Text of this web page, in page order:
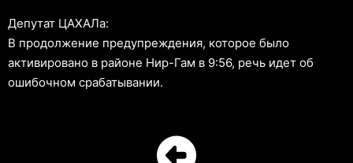
Депутат ЦАХАЛа:
В продолжение предупреждения, которое было
активировано в районе Нир-Гам в 9:56, речь идет об
ошибочном срабатывании.